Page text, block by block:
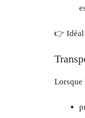
👉 Idéal
Lorsque